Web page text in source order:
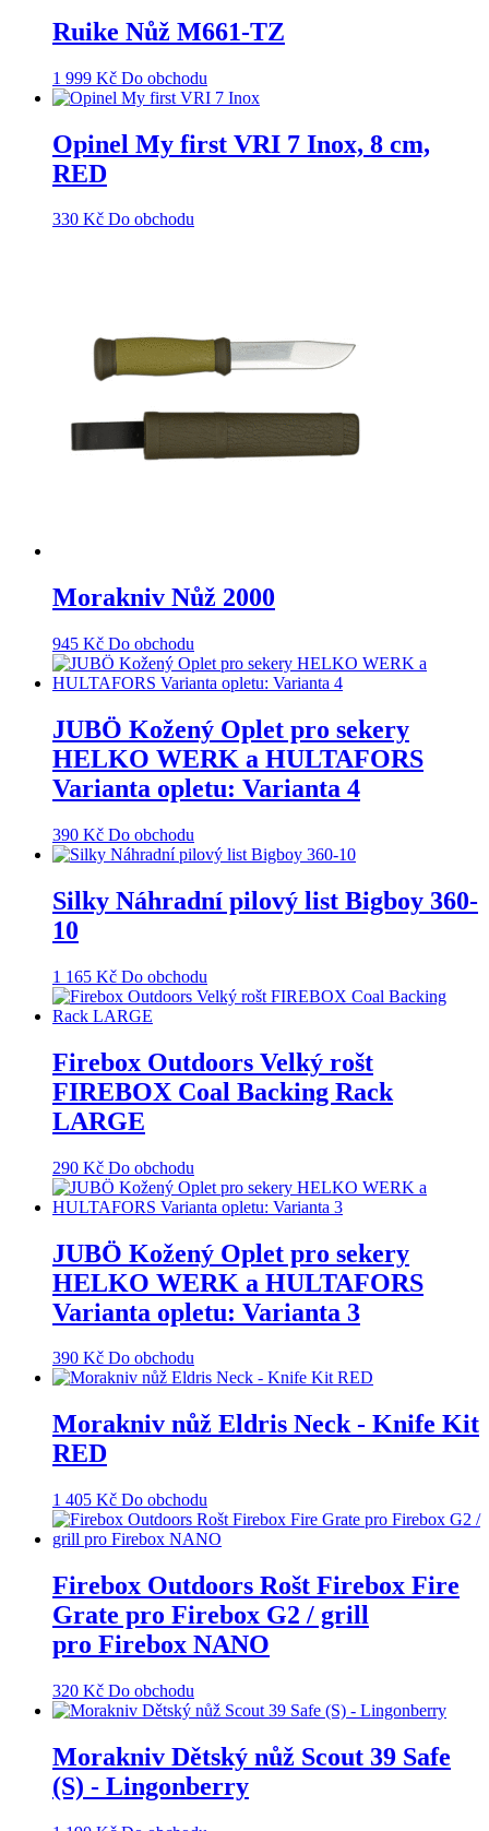
Ruike Nůž M661-TZ
1 999 Kč Do obchodu
Opinel My first VRI 7 Inox, 8 cm,
RED
330 Kč Do obchodu
Morakniv Nůž 2000
945 Kč Do obchodu
JUBÖ Kožený Oplet pro sekery
HELKO WERK a HULTAFORS
Varianta opletu: Varianta 4
390 Kč Do obchodu
Silky Náhradní pilový list Bigboy 360-
10
1 165 Kč Do obchodu
Firebox Outdoors Velký rošt
FIREBOX Coal Backing Rack
LARGE
290 Kč Do obchodu
JUBÖ Kožený Oplet pro sekery
HELKO WERK a HULTAFORS
Varianta opletu: Varianta 3
390 Kč Do obchodu
Morakniv nůž Eldris Neck - Knife Kit
RED
1 405 Kč Do obchodu
Firebox Outdoors Rošt Firebox Fire
Grate pro Firebox G2 / grill
pro Firebox NANO
320 Kč Do obchodu
Morakniv Dětský nůž Scout 39 Safe
(S) - Lingonberry